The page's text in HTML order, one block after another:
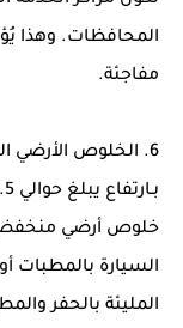
المحافظات. وهذا
مفاجئة.
6. الخلوص الأرضي المنخفض
خلوص أرضي
السيارة بالمطبات
المليئة بالحفر